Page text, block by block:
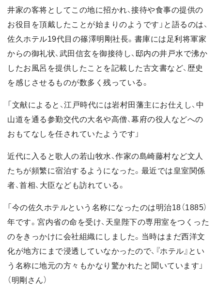
井家の客将としてこの地に招かれ、接待や食事の提供の
お役目を頂戴したことが始まりのようです」と語るのは、
佐久ホテル19代目の篠澤明剛社長。書庫には足利将軍家
からの御礼状、武田信玄を御接待し、邸内の井戸水で沸か
したお風呂を提供したことを記載した古文書など、歴史
を感じさせるものが数多く残っている。
「文献によると、江戸時代には岩村田藩主にお仕えし、中
山道を通る参勤交代の大名や高僧、幕府の役人などへの
おもてなしを任されていたようです」
近代に入ると歌人の若山牧水、作家の島崎藤村など文人
たちが頻繁に宿泊するようになった。最近では皇室関係
者、首相、大臣なども訪れている。
「今の佐久ホテルという名称になったのは明治18（1885）
年です。宮内省の命を受け、天皇陛下の専用室をつくった
のをきっかけに会社組織にしました。当時はまだ西洋文
化が地方にまで浸透していなかったので、『ホテル』とい
う名称に地元の方々もかなり驚かれたと聞いています」
（明剛さん）